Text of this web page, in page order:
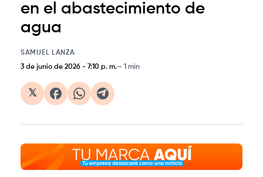
en el abastecimiento de
agua
SAMUEL LANZA
3 de junio de 2026 - 7:10 p. m. 1 min
𝕏